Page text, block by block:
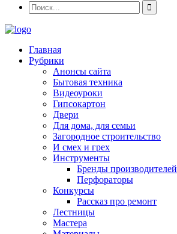
Главная
Рубрики
Анонсы сайта
Бытовая техника
Видеоуроки
Гипсокартон
Двери
Для дома, для семьи
Загородное строительство
И смех и грех
Инструменты
Бренды производителей
Перфораторы
Конкурсы
Рассказ про ремонт
Лестницы
Мастера